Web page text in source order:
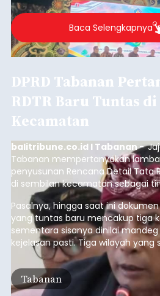
Baca Selengkapnya
DPRD Tabanan
RDTR Baru Tuntas di
Kecamatan
balitribune.co.id I Tabanan -
Tabanan mempertanyakan
penyusunan Rencana Detail Tata
di sembilan kecamatan sebagai
pelaksanaan RTRW.
Pasalnya, hingga saat ini
yang tuntas baru mencakup tiga
sementara sisanya dinilai
kejelasan pasti. Tiga wilayah yang
RDTR tersebut meliputi
Tabanan, dan Selemadeg Barat.
Tabanan